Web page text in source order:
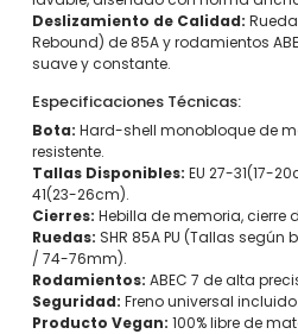
Deslizamiento de Calidad:
Rebound) de 85A y rodamientos
suave y constante.
Especificaciones Técnicas:
Bota: Hard-shell monobloque de
resistente.
Tallas Disponibles: EU 27-31(17-
41(23-26cm).
Cierres: Hebilla de memoria, cierre
Ruedas: SHR 85A PU (Tallas
/ 74-76mm).
Rodamientos: ABEC 7 de alta
Seguridad: Freno universal incluido.
Producto Vegan: 100% libre de